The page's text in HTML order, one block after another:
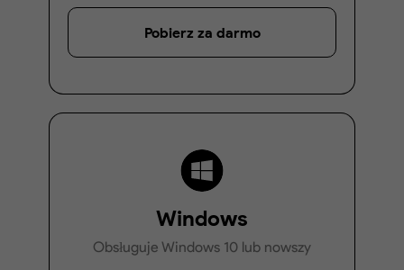
Pobierz za darmo
Windows
Obsługuje Windows 10 lub nowszy